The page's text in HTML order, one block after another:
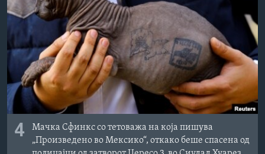
4
Мачка Сфинкс со тетоважа на која пишува
„Произведено во Мексико“, откако беше спасена од